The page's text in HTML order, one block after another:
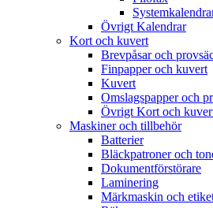
Övrigt Kalendrar
Kort och kuvert
Brevpåsar och
Finpapper och kuvert
Kuvert
Omslagspapper och
Övrigt Kort och
Maskiner och tillbehör
Batterier
Bläckpatroner och
Dokumentförstörare
Laminering
Märkmaskin och